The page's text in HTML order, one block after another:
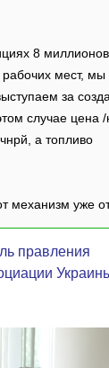
8
рабочих мест,
за
случае цена /
а топливо
механизм уже
правления